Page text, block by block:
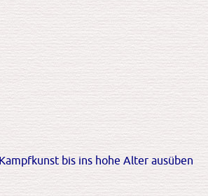
bis ins hohe Alter ausüben